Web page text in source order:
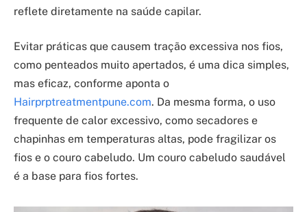
reflete diretamente na saúde capilar.
Evitar práticas que causem tração excessiva nos fios,
como penteados muito apertados, é uma dica simples,
mas eficaz, conforme aponta o
Hairprptreatmentpune.com. Da mesma forma, o uso
frequente de calor excessivo, como secadores e
chapinhas em temperaturas altas, pode fragilizar os
fios e o couro cabeludo. Um couro cabeludo saudável
é a base para fios fortes.